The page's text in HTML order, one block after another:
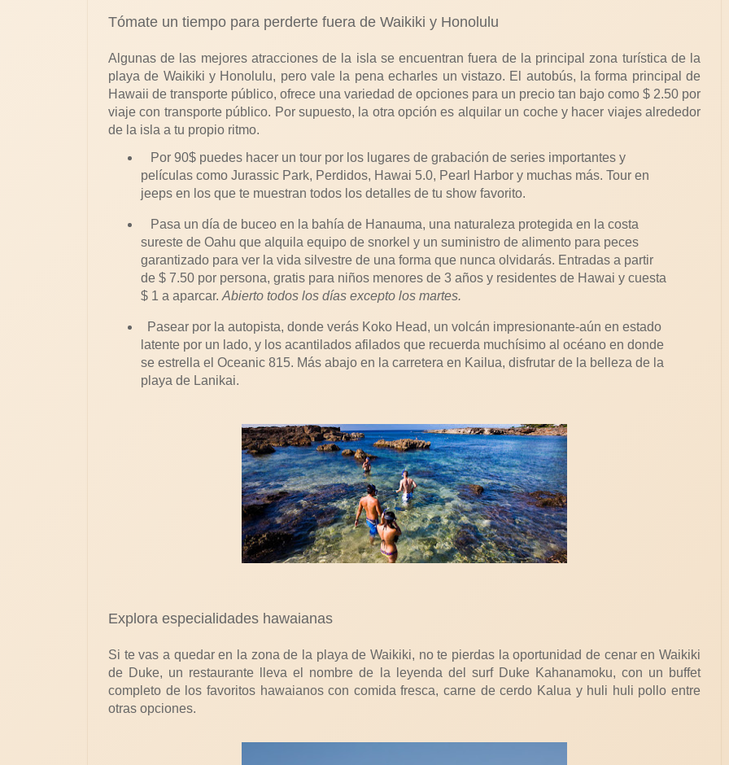
Tómate un tiempo para perderte fuera de Waikiki y Honolulu
Algunas de las mejores atracciones de la isla se encuentran fuera de la principal zona turística de la
playa de Waikiki y Honolulu, pero vale la pena echarles un vistazo. El autobús, la forma principal de
Hawaii de transporte público, ofrece una variedad de opciones para un precio tan bajo como $ 2.50 por
viaje con transporte público. Por supuesto, la otra opción es alquilar un coche y hacer viajes alrededor
de la isla a tu propio ritmo.
Por 90$ puedes hacer un tour por los lugares de grabación de series importantes y
películas como Jurassic Park, Perdidos, Hawai 5.0, Pearl Harbor y muchas más. Tour en
jeeps en los que te muestran todos los detalles de tu show favorito.
Pasa un día de buceo en la bahía de Hanauma, una naturaleza protegida en la costa
sureste de Oahu que alquila equipo de snorkel y un suministro de alimento para peces
garantizado para ver la vida silvestre de una forma que nunca olvidarás. Entradas a partir
de $ 7.50 por persona, gratis para niños menores de 3 años y residentes de Hawai y cuesta
$ 1 a aparcar. Abierto todos los días excepto los martes.
Pasear por la autopista, donde verás Koko Head, un volcán impresionante-aún en estado
latente por un lado, y los acantilados afilados que recuerda muchísimo al océano en donde
se estrella el Oceanic 815. Más abajo en la carretera en Kailua, disfrutar de la belleza de la
playa de Lanikai.
Explora especialidades hawaianas
Si te vas a quedar en la zona de la playa de Waikiki, no te pierdas la oportunidad de cenar en Waikiki
de Duke, un restaurante lleva el nombre de la leyenda del surf Duke Kahanamoku, con un buffet
completo de los favoritos hawaianos con comida fresca, carne de cerdo Kalua y huli huli pollo entre
otras opciones.